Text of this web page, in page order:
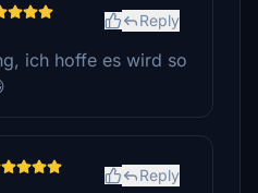
Reply
ich hoffe es wird so
Reply